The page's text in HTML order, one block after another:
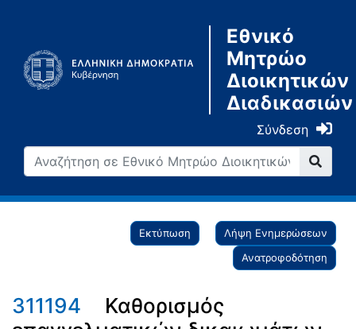
Εθνικό
Μητρώο
Διοικητικών
Διαδικασιών
Σύνδεση
Εκτύπωση
Λήψη Ενημερώσεων
Ανατροφοδότηση
311194
Καθορισμός